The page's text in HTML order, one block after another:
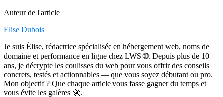
Auteur de l'article
Elise Dubois
Je suis Élise, rédactrice spécialisée en hébergement web, noms de
domaine et performance en ligne chez LWS 🌐. Depuis plus de 10
ans, je décrypte les coulisses du web pour vous offrir des conseils
concrets, testés et actionnables — que vous soyez débutant ou pro.
Mon objectif ? Que chaque article vous fasse gagner du temps et
vous évite les galères 🚀.